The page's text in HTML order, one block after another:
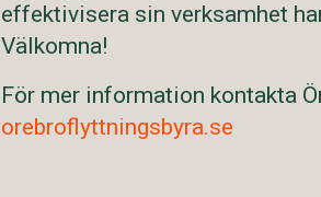
effektivisera sin verksamhet
Välkomna!
För mer information kontakta
orebroflyttningsbyra.se